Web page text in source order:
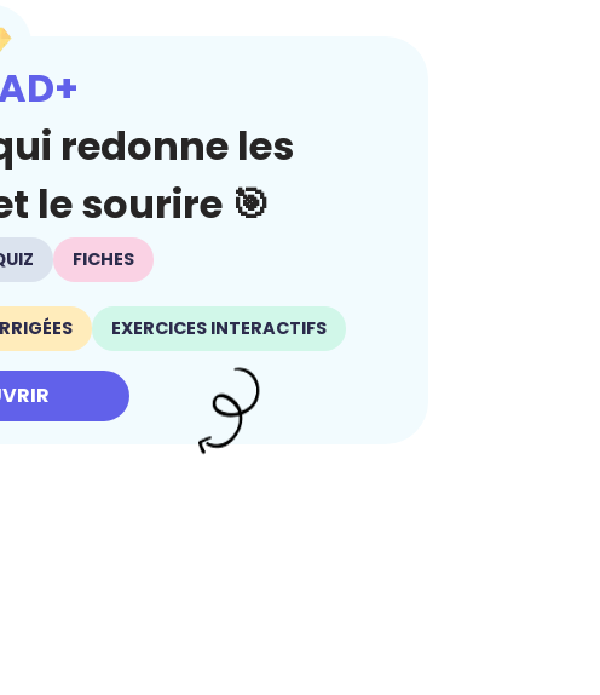
redonne les
le sourire 🎯
FICHES
EXERCICES INTERACTIFS